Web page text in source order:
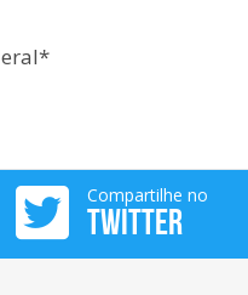
Compartilhe no
TWITTER